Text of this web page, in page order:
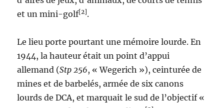
et un mini-golf[2].
Le lieu porte pourtant une mémoire lourde. En
1944, la hauteur était un point d’appui
allemand (Stp 256, « Wegerich »), ceinturée de
mines et de barbelés, armée de six canons
lourds de DCA, et marquait le sud de l’objectif «